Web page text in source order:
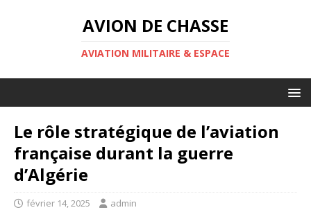
AVION DE CHASSE
AVIATION MILITAIRE & ESPACE
Le rôle stratégique de l’aviation
française durant la guerre
d’Algérie
février 14, 2025 admin